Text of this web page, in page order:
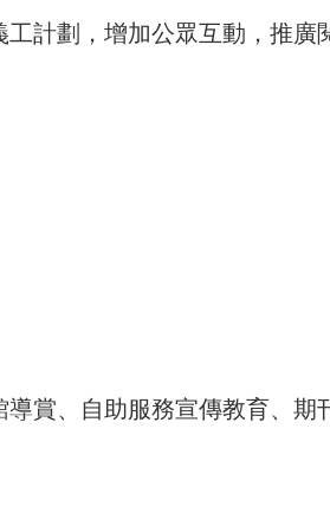
計劃，增加公眾互動，推廣
賞、自助服務宣傳教育、期